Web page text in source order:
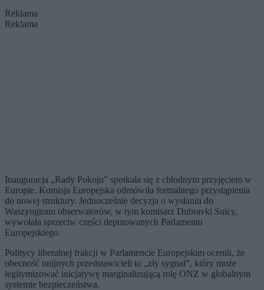
Reklama
Reklama
Inauguracja „Rady Pokoju” spotkała się z chłodnym przyjęciem w
Europie. Komisja Europejska odmówiła formalnego przystąpienia
do nowej struktury. Jednocześnie decyzja o wysłaniu do
Waszyngtonu obserwatorów, w tym komisarz Dubravki Suicy,
wywołała sprzeciw części deputowanych Parlamentu
Europejskiego.
Politycy liberalnej frakcji w Parlamencie Europejskim ocenili, że
obecność unijnych przedstawicieli to „zły sygnał”, który może
legitymizować inicjatywę marginalizującą rolę ONZ w globalnym
systemie bezpieczeństwa.